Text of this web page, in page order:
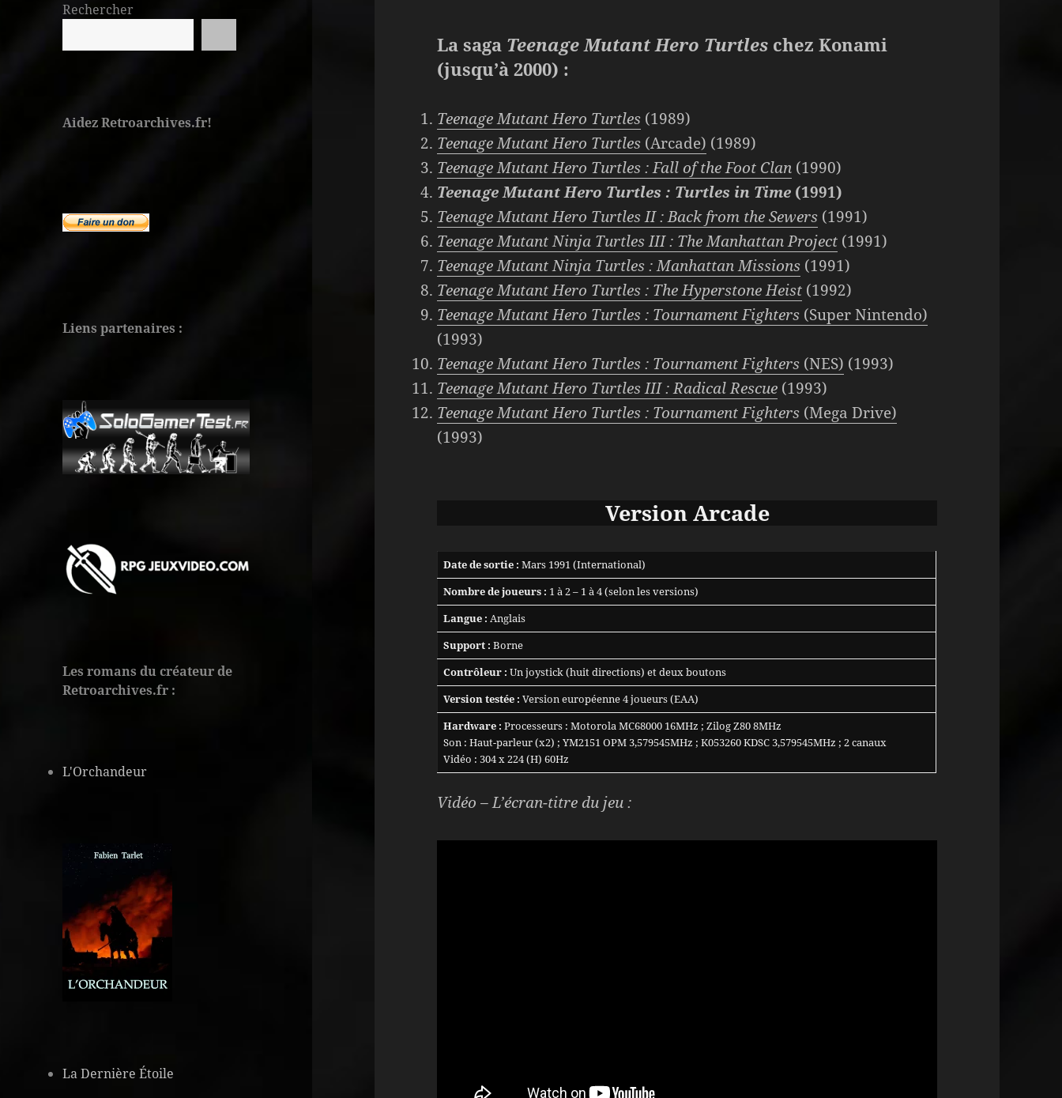
Rechercher
Aidez Retroarchives.fr!
Liens partenaires :
Les romans du créateur de
Retroarchives.fr :
L'Orchandeur
La Dernière Étoile
La saga Teenage Mutant Hero Turtles chez Konami
(jusqu’à 2000) :
Teenage Mutant Hero Turtles (1989)
Teenage Mutant Hero Turtles (Arcade) (1989)
Teenage Mutant Hero Turtles : Fall of the Foot Clan (1990)
Teenage Mutant Hero Turtles : Turtles in Time (1991)
Teenage Mutant Hero Turtles II : Back from the Sewers (1991)
Teenage Mutant Ninja Turtles III : The Manhattan Project (1991)
Teenage Mutant Ninja Turtles : Manhattan Missions (1991)
Teenage Mutant Hero Turtles : The Hyperstone Heist (1992)
Teenage Mutant Hero Turtles : Tournament Fighters (Super Nintendo)
(1993)
Teenage Mutant Hero Turtles : Tournament Fighters (NES) (1993)
Teenage Mutant Hero Turtles III : Radical Rescue (1993)
Teenage Mutant Hero Turtles : Tournament Fighters (Mega Drive)
(1993)
Version Arcade
Date de sortie : Mars 1991 (International)
Nombre de joueurs : 1 à 2 – 1 à 4 (selon les versions)
Langue : Anglais
Support : Borne
Contrôleur : Un joystick (huit directions) et deux boutons
Version testée : Version européenne 4 joueurs (EAA)
Hardware : Processeurs : Motorola MC68000 16MHz ; Zilog Z80 8MHz
Son : Haut-parleur (x2) ; YM2151 OPM 3,579545MHz ; K053260 KDSC 3,579545MHz ; 2 canaux
Vidéo : 304 x 224 (H) 60Hz
Vidéo – L’écran-titre du jeu :